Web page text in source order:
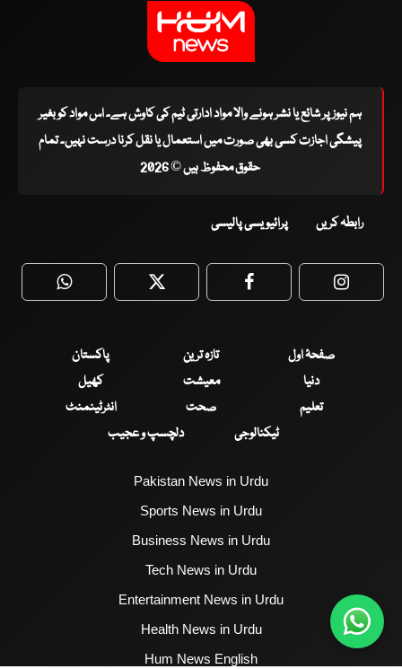
ہم نیوز پر شائع یا نشر ہونے والا مواد ادارتی ٹیم کی کاوش ہے۔ اس مواد کو بغیر
پیشگی اجازت کسی بھی صورت میں استعمال یا نقل کرنا درست نہیں۔ تمام
حقوق محفوظ ہیں © 2026
رابطہ کریں پرائیویسی پالیسی
WhatsApp Twitter Facebook
صفحۂ اول تازہ ترین
پاکستان
دنیا
معیشت
کھیل
تعلیم
صحت
انٹرٹینمنٹ
ٹیکنالوجی
دلچسپ و عجیب
Pakistan News in Urdu
Sports News in Urdu
Business News in Urdu
Tech News in Urdu
Entertainment News in Urdu
Health News in Urdu
Hum News English